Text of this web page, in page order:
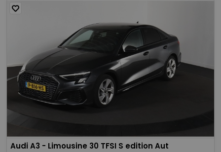
Audi A3 - Limousine 30 TFSI S edition Aut